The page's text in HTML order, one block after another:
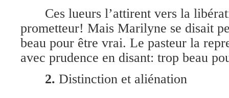
Ces lueurs l’attirent vers la
prometteur! Mais Marilyne se disait
beau pour être vrai. Le pasteur la
avec prudence en disant: trop beau
2. Distinction et aliénation